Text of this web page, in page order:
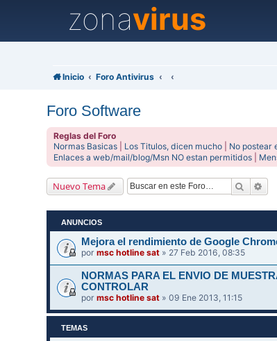
zonavirus
Inicio Foro Antivirus
Foro Software
Reglas del Foro
Normas Basicas
Los Titulos, dicen mucho No postear
Enlaces a web/mail/blog/Msn NO estan permitidos
Nuevo Tema Buscar
ANUNCIOS
Mejora el rendimiento de Google
pormsc hotline sat » 27 Feb 2016, 08:35
NORMAS PARA EL ENVIO DE
CONTROLAR
pormsc hotline sat » 09 Ene 2013, 11:15
TEMAS